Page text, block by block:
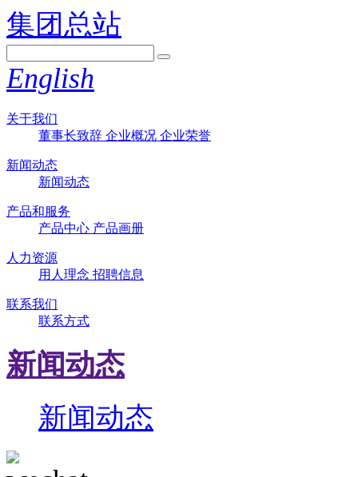
集团总站
English
关于我们
董事长致辞 企业概况 企业荣誉
新闻动态
新闻动态
产品和服务
产品中心 产品画册
人力资源
用人理念 招聘信息
联系我们
联系方式
新闻动态
新闻动态